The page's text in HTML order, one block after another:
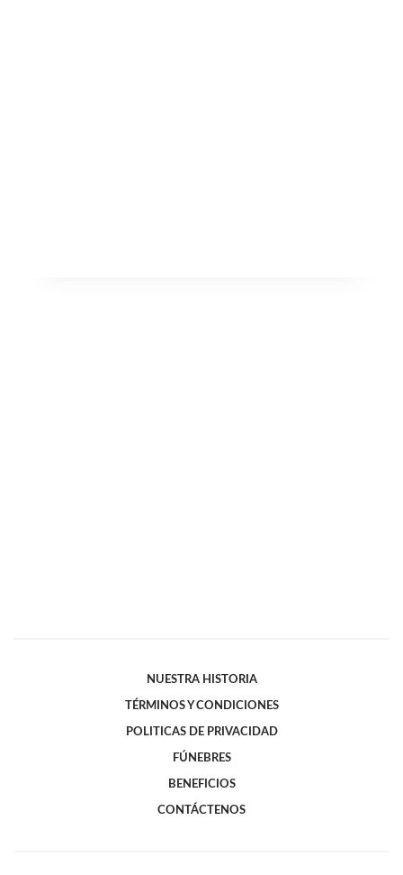
NUESTRA HISTORIA
TÉRMINOS Y CONDICIONES
POLITICAS DE PRIVACIDAD
FÚNEBRES
BENEFICIOS
CONTÁCTENOS